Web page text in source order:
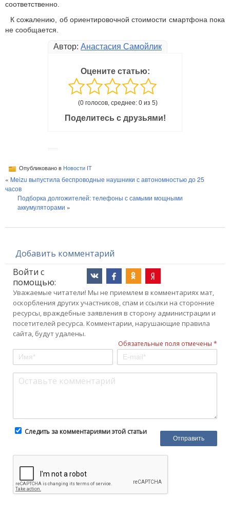
соответственно.
К сожалению, об ориентировочной стоимости смартфона пока
не сообщается.
Автор: Анастасия Самойлик
Оцените статью:
(0 голосов, среднее: 0 из 5)
Поделитесь с друзьями!
Опубликовано в Новости IT
« Meizu выпустила беспроводные наушники с автономностью до 25
часов
Подборка долгожителей: телефоны с самыми мощными
аккумуляторами »
Добавить комментарий
Войти с
помощью:
Уважаемые читатели! Мы не приемлем в комментариях мат,
оскорбления других участников, спам и ссылки на сторонние
ресурсы, враждебные заявления в сторону администрации и
посетителей ресурса. Комментарии, нарушающие правила
сайта, будут удалены.
Обязательные поля отмечены *
Следить за комментариями этой статьи